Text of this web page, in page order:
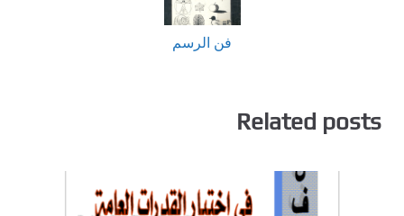
فن الرسم
Related posts